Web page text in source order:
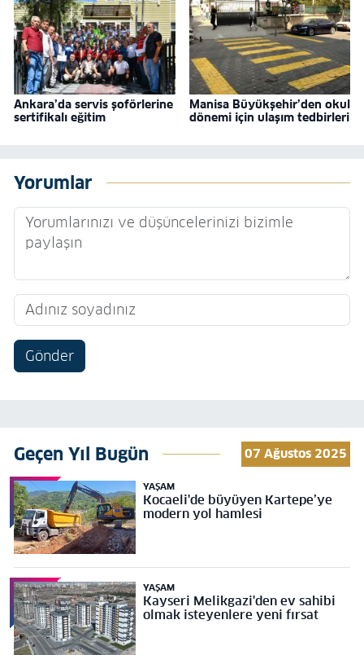
Ankara’da servis şoförlerine
sertifikalı eğitim
Manisa Büyükşehir’den okul
dönemi için ulaşım tedbirleri
Yorumlar
Gönder
Geçen Yıl Bugün 07 Ağustos 2025
YAŞAM
Kocaeli'de büyüyen Kartepe’ye
modern yol hamlesi
YAŞAM
Kayseri Melikgazi'den ev sahibi
olmak isteyenlere yeni fırsat